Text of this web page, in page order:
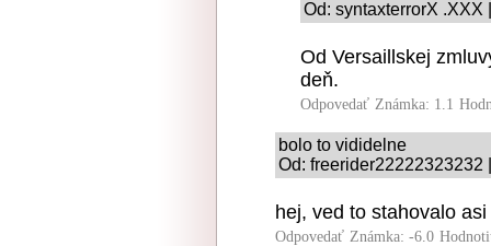
Od: syntaxterrorX .XXX
Od Versaillskej
deň.
Odpovedať Známka: 1.1
bolo to vididelne
Od: freerider22222323232
hej, ved to stahovalo
Odpovedať Známka: -6.0